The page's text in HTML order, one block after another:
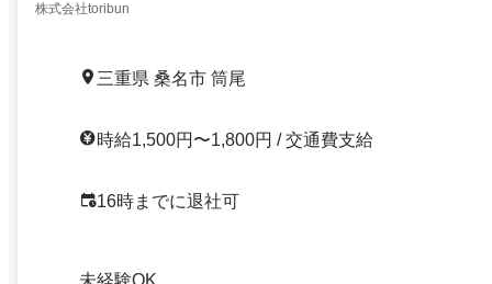
株式会社toribun
三重県 桑名市 筒尾
時給1,500円〜1,800円 / 交通費支給
16時までに退社可